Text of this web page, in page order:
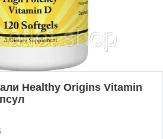
Healthy Origins Vitamin